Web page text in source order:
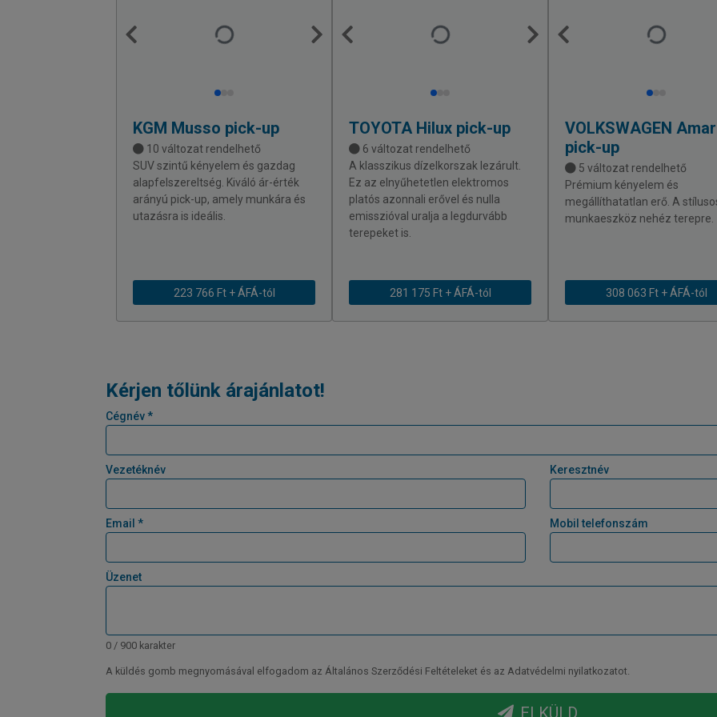
KGM Musso pick-up
10 változat rendelhető
SUV szintű kényelem és gazdag
alapfelszereltség. Kiváló ár-érték
arányú pick-up, amely munkára és
utazásra is ideális.
223 766 Ft + ÁFÁ-tól
TOYOTA Hilux pick-up
6 változat rendelhető
A klasszikus dízelkorszak lezárult.
Ez az elnyűhetetlen elektromos
platós azonnali erővel és nulla
emisszióval uralja a legdurvább
terepeket is.
281 175 Ft + ÁFÁ-tól
VOLKSWAGEN
pick-up
5 változat rendelhető
Prémium kényelem és
megállíthatatlan erő. A
munkaeszköz nehéz terepre.
308 063 Ft + ÁFÁ-tól
Kérjen tőlünk árajánlatot!
Cégnév *
Vezetéknév Keresztnév
Email * Mobil telefonszám
Üzenet
0 / 900 karakter
A küldés gomb megnyomásával elfogadom az Általános Szerződési Feltételeket és az Adatvédelmi nyilatkozatot.